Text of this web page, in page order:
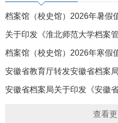
档案馆（校史馆）2026年暑假
关于印发《淮北师范大学档案
通知
档案馆（校史馆）2026年寒假
安徽省教育厅转发安徽省档案
《安徽省实施〈…
安徽省档案局关于印发《安徽
查看